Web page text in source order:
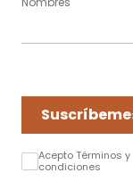
Suscríbeme
Acepto Términos y
condiciones